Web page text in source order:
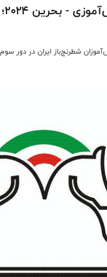
- بحرین 2024؛
شطرنج‌باز ایران در دور سوم